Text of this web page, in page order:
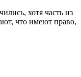
хотя часть из
что имеют право,